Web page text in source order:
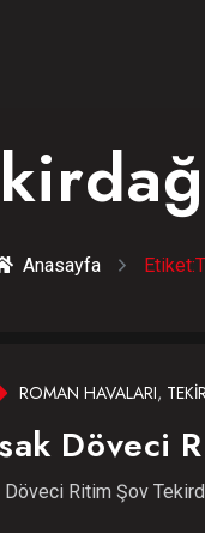
Anasayfa Etiket:
ROMAN HAVALARI,
Döveci
Ritim Şov